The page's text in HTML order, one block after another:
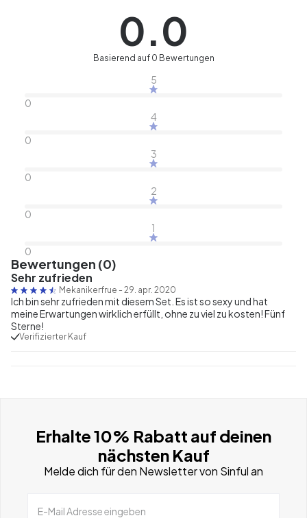
0.0
Basierend auf 0 Bewertungen
5
0
4
0
3
0
2
0
1
0
Bewertungen (0)
Sehr zufrieden
Mekanikerfrue - 29. apr. 2020
Ich bin sehr zufrieden mit diesem Set. Es ist so sexy und hat
meine Erwartungen wirklich erfüllt, ohne zu viel zu kosten! Fünf
Sterne!
Verifizierter Kauf
Erhalte 10% Rabatt auf deinen
nächsten Kauf
Melde dich für den Newsletter von Sinful an
E-Mail Adresse eingeben